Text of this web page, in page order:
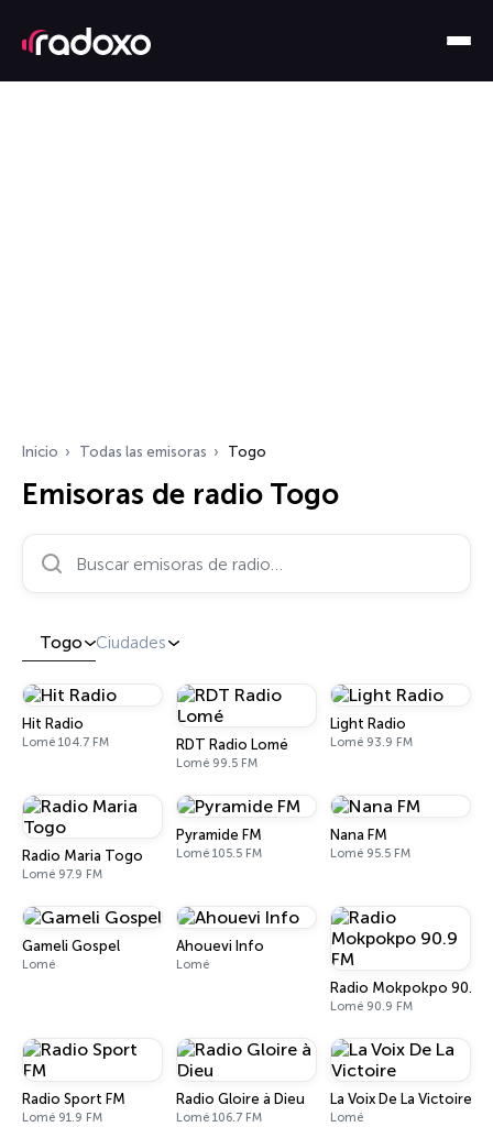
Inicio Todas las emisoras Togo
Emisoras de radio Togo
Buscar emisoras de radio…
Togo Ciudades
Hit Radio
Lomé 104.7 FM RDT Radio Lomé
Lomé 99.5 FM
Light Radio
Lomé 93.9 FM
Radio Maria Togo
Lomé 97.9 FM
Pyramide FM
Lomé 105.5 FM
Nana FM
Lomé 95.5 FM
Gameli Gospel
Lomé
Ahouevi Info
Lomé
Radio Mokpokpo 90.9
Lomé 90.9 FM
Radio Sport FM
Lomé 91.9 FM
Radio Gloire à Dieu
Lomé 106.7 FM
La Voix De La Victoire
Lomé